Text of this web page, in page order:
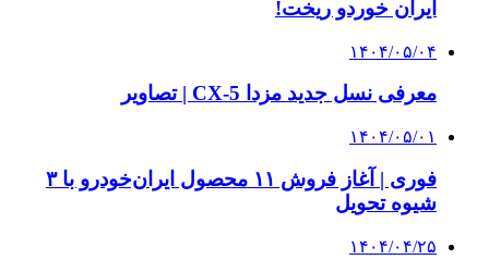
ایران خوردو ریخت!
۱۴۰۴/۰۵/۰۴
معرفی نسل جدید مزدا CX-5 | تصاویر
۱۴۰۴/۰۵/۰۱
فوری | آغاز فروش ۱۱ محصول ایران‌خودرو با ۳
شیوه تحویل
۱۴۰۴/۰۴/۲۵